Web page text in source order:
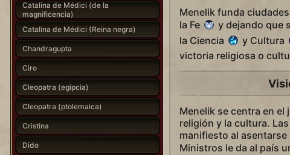
Catalina de Médici (de la
magnificencia)
Catalina de Médici (Reina negra)
Chandragupta
Ciro
Cleopatra (egipcia)
Cleopatra (ptolemaica)
Cristina
Dido
Menelik funda
la Fe
y dejando que
la Ciencia
y Cultura
victoria religiosa o
Menelik se centra en el
religión y la cultura.
manifiesto al
Ministros le da al país